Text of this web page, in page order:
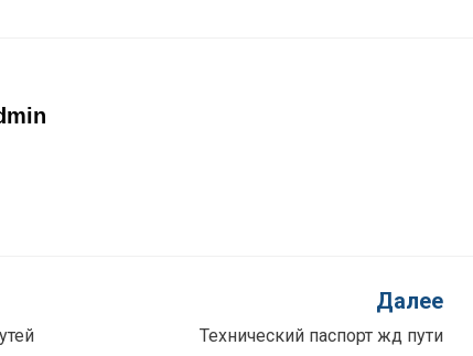
Далее
Технический паспорт жд пути